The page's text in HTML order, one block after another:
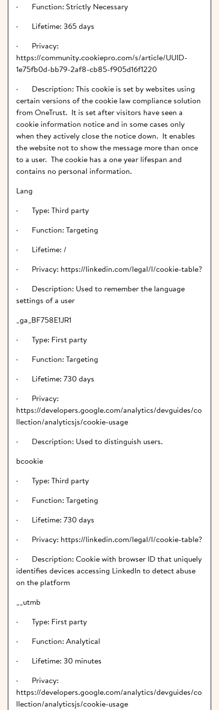
·       Function: Strictly Necessary
·       Lifetime: 365 days
·       Privacy:
https://community.cookiepro.com/s/article/UUID-
1e75fb0d-bb79-2af8-cb85-f905d16f1220
·       Description: This cookie is set by websites using
certain versions of the cookie law compliance solution
from OneTrust.  It is set after visitors have seen a
cookie information notice and in some cases only
when they actively close the notice down.  It enables
the website not to show the message more than once
to a user.  The cookie has a one year lifespan and
contains no personal information.
Lang
·       Type: Third party
·       Function: Targeting
·       Lifetime: /
·       Privacy: https://linkedin.com/legal/l/cookie-table?
·       Description: Used to remember the language
settings of a user
_ga_BF758E1JR1
·       Type: First party
·       Function: Targeting
·       Lifetime: 730 days
·       Privacy:
https://developers.google.com/analytics/devguides/co
llection/analyticsjs/cookie-usage
·       Description: Used to distinguish users.
bcookie
·       Type: Third party
·       Function: Targeting
·       Lifetime: 730 days
·       Privacy: https://linkedin.com/legal/l/cookie-table?
·       Description: Cookie with browser ID that uniquely
identifies devices accessing LinkedIn to detect abuse
on the platform
__utmb
·       Type: First party
·       Function: Analytical
·       Lifetime: 30 minutes
·       Privacy:
https://developers.google.com/analytics/devguides/co
llection/analyticsjs/cookie-usage